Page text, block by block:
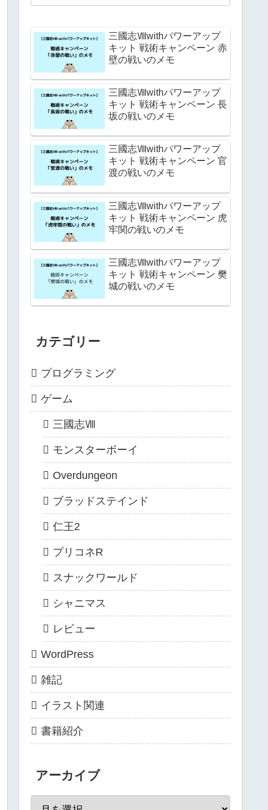
三國志Ⅷwithパワーアップ
キット 戦術キャンペーン 赤
壁の戦いのメモ
三國志Ⅷwithパワーアップ
キット 戦術キャンペーン 長
坂の戦いのメモ
三國志Ⅷwithパワーアップ
キット 戦術キャンペーン 官
渡の戦いのメモ
三國志Ⅷwithパワーアップ
キット 戦術キャンペーン 虎
牢関の戦いのメモ
三國志Ⅷwithパワーアップ
キット 戦術キャンペーン 樊
城の戦いのメモ
カテゴリー
プログラミング
ゲーム
三國志Ⅷ
モンスターボーイ
Overdungeon
ブラッドステインド
仁王2
プリコネR
スナックワールド
シャニマス
レビュー
WordPress
雑記
イラスト関連
書籍紹介
アーカイブ